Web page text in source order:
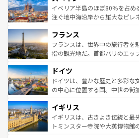
景など、自然景観も見逃せない
ピザやパスタなど、絶品のイタ
ませてくれるイタリアで、忘れ
なお、新着のイタリア情報はコ
しい。
イベリア半島のほぼ80％を占め
注ぐ地中海沿岸から雄大なピレ
文化が根付くこの国では、情熱
れる闘牛、そして美味しいタパ
る。首都マドリードの洗練され
の城塞都市、穏やかなビーチリ
せる。地方によって風土や気候
性で訪れ
フランス
フランスは、世界中の旅行者を
指の観光地だ。首都パリのエッ
で、幅広い魅力が詰まっている
聖堂、美しいビーチ、そして豊
から魅了する。また、フランス
いる。シャンパンの発祥地であ
香り高いラベンダー畑など、多
らに、パリ以外の地域にも魅力
ドイツ
ドイツは、豊かな歴史と多彩な
の中心に位置する国。中世の街
顔を持つこの国は、どこを歩い
ルリンの文化的活気、バイエル
してライン川沿いのワイン畑と
イギリス
イギリスは、古きよき伝統と最
トミンスター寺院や大英博物館